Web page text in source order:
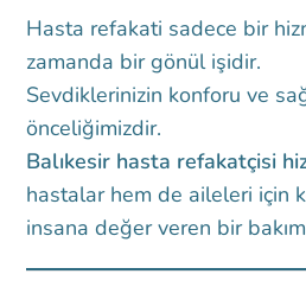
Hasta refakati sadece bir
zamanda bir gönül işidir.
Sevdiklerinizin konforu ve
önceliğimizdir.
Balıkesir hasta refakatçisi
hastalar hem de aileleri için
insana değer veren bir